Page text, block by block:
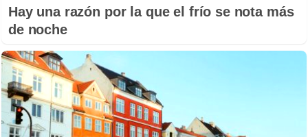
Hay una razón por la que el frío se nota más
de noche